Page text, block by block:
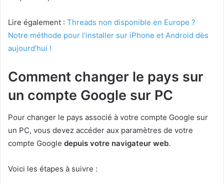
Lire également : Threads non disponible en Europe ?
Notre méthode pour l’installer sur iPhone et Android dès
aujourd’hui !
Comment changer le pays sur
un compte Google sur PC
Pour changer le pays associé à votre compte Google sur
un PC, vous devez accéder aux paramètres de votre
compte Google depuis votre navigateur web.
Voici les étapes à suivre :